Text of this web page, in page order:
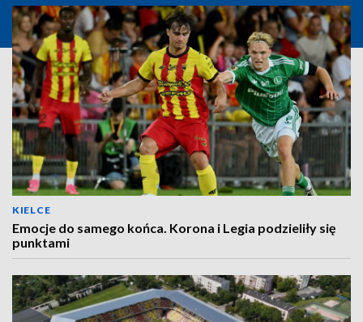
KIELCE
Emocje do samego końca. Korona i Legia podzieliły się
punktami